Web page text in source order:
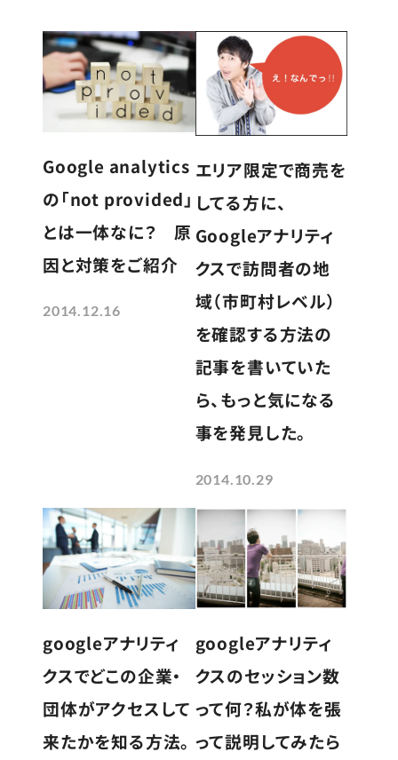
Google analytics
の「not provided」
とは一体なに？ 原
因と対策をご紹介
2014.12.16
エリア限定で商売を
してる方に、
Googleアナリティ
クスで訪問者の地
域（市町村レベル）
を確認する方法の
記事を書いていた
ら、もっと気になる
事を発見した。
2014.10.29
googleアナリティ
クスでどこの企業・
団体がアクセスして
来たかを知る方法。
googleアナリティ
クスのセッション数
って何？私が体を張
って説明してみたら